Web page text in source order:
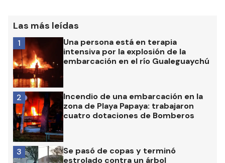
Las más leídas
Una persona está en terapia
intensiva por la explosión de la
embarcación en el río Gualeguaychú
1
Incendio de una embarcación en la
zona de Playa Papaya: trabajaron
cuatro dotaciones de Bomberos
2
Se pasó de copas y terminó
estrolado contra un árbol
3